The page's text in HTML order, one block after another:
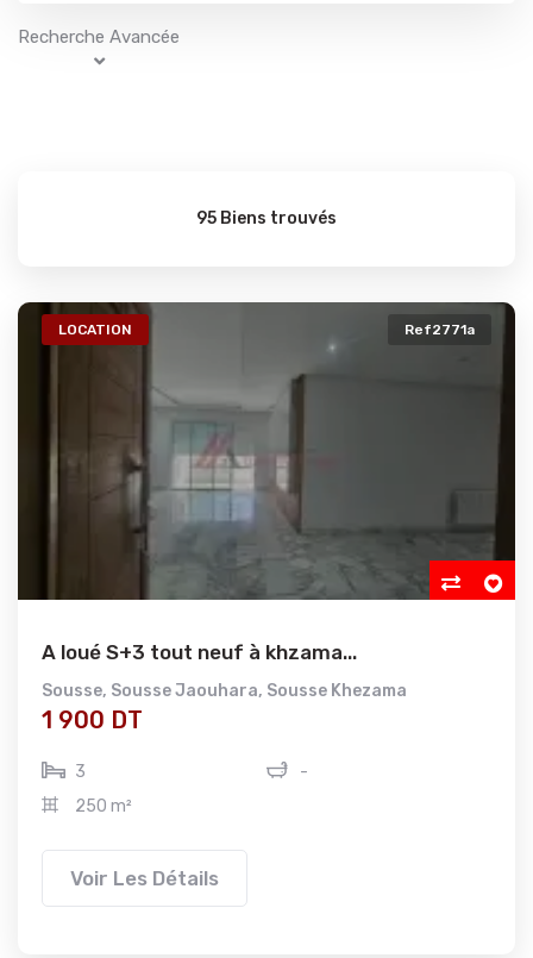
Recherche Avancée
95 Biens trouvés
LOCATION Ref2771a
A loué S+3 tout neuf à khzama...
Sousse, Sousse Jaouhara, Sousse Khezama
1 900 DT
3
-
250 m²
Voir Les Détails